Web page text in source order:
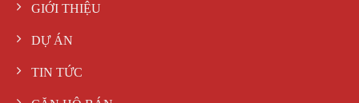
GIỚI THIỆU
DỰ ÁN
TIN TỨC